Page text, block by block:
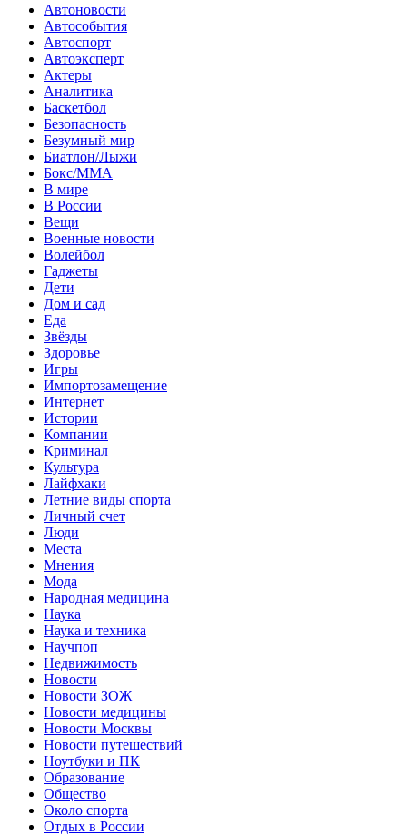
Автоновости
Автособытия
Автоспорт
Автоэксперт
Актеры
Аналитика
Баскетбол
Безопасность
Безумный мир
Биатлон/Лыжи
Бокс/MMA
В мире
В России
Вещи
Военные новости
Волейбол
Гаджеты
Дети
Дом и сад
Еда
Звёзды
Здоровье
Игры
Импортозамещение
Интернет
Истории
Компании
Криминал
Культура
Лайфхаки
Летние виды спорта
Личный счет
Люди
Места
Мнения
Мода
Народная медицина
Наука
Наука и техника
Научпоп
Недвижимость
Новости
Новости ЗОЖ
Новости медицины
Новости Москвы
Новости путешествий
Ноутбуки и ПК
Образование
Общество
Около спорта
Отдых в России